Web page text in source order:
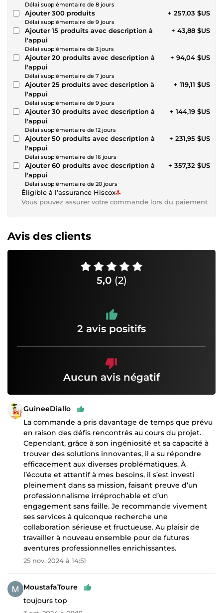
Délai supplémentaire de 8 jours
Ajouter 300 produits
Délai supplémentaire de 9 jours
+ 257,03 $US
Ajouter 15 produits avec description à
l'appui
Délai supplémentaire de 3 jours
+ 43,88 $US
Ajouter 20 produits avec description à
l'appui
Délai supplémentaire de 7 jours
+ 94,04 $US
Ajouter 25 produits avec description à
l'appui
Délai supplémentaire de 9 jours
+ 119,11 $US
Ajouter 30 produits avec description à
l'appui
Délai supplémentaire de 12 jours
+ 144,19 $US
Ajouter 50 produits avec description à
l'appui
Délai supplémentaire de 16 jours
+ 231,95 $US
Ajouter 60 produits avec description à
l'appui
Délai supplémentaire de 20 jours
+ 357,32 $US
Éligible à l’assurance Hiscox
Vous pouvez assurer votre commande lors du paiement
Avis des clients
5,0 (2)
2 avis positifs
Aucun avis négatif
GuineeDiallo
La commande a pris davantage de temps que prévu
en raison des défis rencontrés au cours du projet.
Cependant, grâce à son ingéniosité et sa capacité à
trouver des solutions innovantes, il a su répondre
efficacement aux diverses problématiques. À
l’écoute et attentif à mes besoins, il s’est investi
pleinement dans sa mission, faisant preuve d’un
professionnalisme irréprochable et d’un
engagement sans faille. Je recommande vivement
ses services à quiconque recherche une
collaboration sérieuse et fructueuse. Au plaisir de
travailler à nouveau ensemble pour de futures
aventures professionnelles enrichissantes.
25 nov. 2024 à 14:51
MoustafaToure
toujours top